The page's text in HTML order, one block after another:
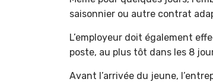
saisonnier ou autre contrat
L’employeur doit également
poste, au plus tôt dans les 8
Avant l’arrivée du jeune,